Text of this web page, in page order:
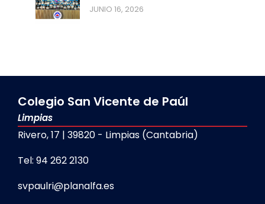
JUNIO 16, 2026
Colegio San Vicente de Paúl
Limpias
Rivero, 17 | 39820 - Limpias (Cantabria)
Tel: 94 262 2130
svpaulri@planalfa.es